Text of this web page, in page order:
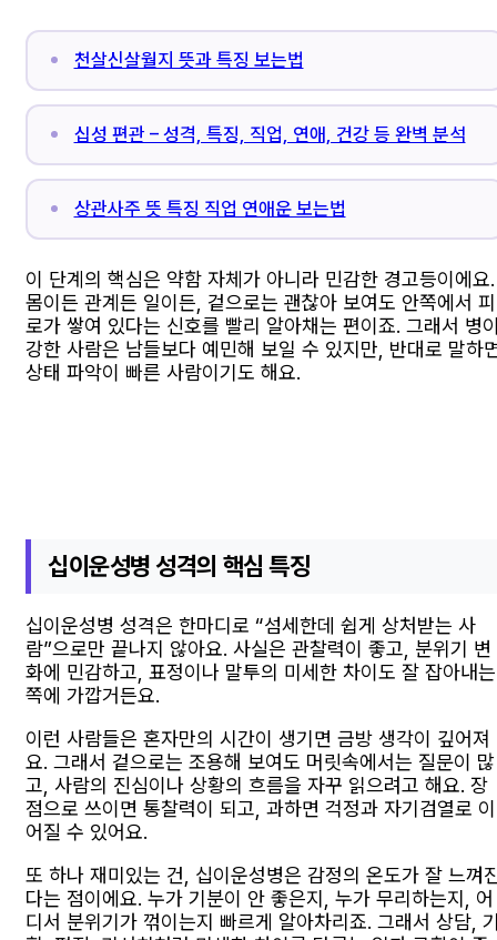
천살신살월지 뜻과 특징 보는법
십성 편관 – 성격, 특징, 직업, 연애, 건강 등 완벽 분석
상관사주 뜻 특징 직업 연애운 보는법
이 단계의 핵심은 약함 자체가 아니라 민감한 경고등이에요.
몸이든 관계든 일이든, 겉으로는 괜찮아 보여도 안쪽에서 피
로가 쌓여 있다는 신호를 빨리 알아채는 편이죠. 그래서 병
강한 사람은 남들보다 예민해 보일 수 있지만, 반대로 말하
상태 파악이 빠른 사람이기도 해요.
십이운성병 성격의 핵심 특징
십이운성병 성격은 한마디로 “섬세한데 쉽게 상처받는 사
람”으로만 끝나지 않아요. 사실은 관찰력이 좋고, 분위기 변
화에 민감하고, 표정이나 말투의 미세한 차이도 잘 잡아내는
쪽에 가깝거든요.
이런 사람들은 혼자만의 시간이 생기면 금방 생각이 깊어져
요. 그래서 겉으로는 조용해 보여도 머릿속에서는 질문이 많
고, 사람의 진심이나 상황의 흐름을 자꾸 읽으려고 해요. 장
점으로 쓰이면 통찰력이 되고, 과하면 걱정과 자기검열로 이
어질 수 있어요.
또 하나 재미있는 건, 십이운성병은 감정의 온도가 잘 느껴
다는 점이에요. 누가 기분이 안 좋은지, 누가 무리하는지, 어
디서 분위기가 꺾이는지 빠르게 알아차리죠. 그래서 상담,